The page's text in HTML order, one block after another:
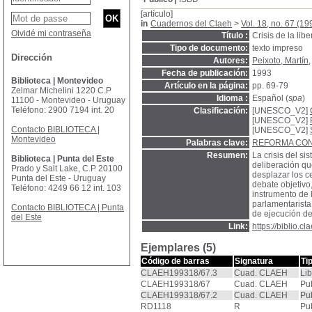
[artículo]
in Cuadernos del Claeh > Vol. 18, no. 67
Título : Crisis de la
Tipo de documento: texto impreso
Autores:
Peixoto, Martín
Fecha de publicación: 1993
Artículo en la página: pp. 69-79
Idioma :
Español (spa)
Clasificación:
[UNESCO_V2]
[UNESCO_V2]
[UNESCO_V2]
Palabras clave:
REFORMA
Resumen:
La crisis del
deliberación
desplazar los
debate
instrumento de
de ejecución
Link:
https://
Ejemplares (5)
Código de barras Signatura
CLAEH199318/67.3
Cuad. CLAEH
CLAEH199318/67
Cuad. CLAEH
CLAEH199318/67.2
Cuad. CLAEH
RD1118
R
Olvidé mi contraseña
Dirección
Biblioteca | Montevideo
Zelmar Michelini 1220 C.P
11100 - Montevideo - Uruguay
Teléfono: 2900 7194 int. 20
Contacto BIBLIOTECA |
Montevideo
Biblioteca | Punta del Este
Prado y Salt Lake, C.P 20100
Punta del Este - Uruguay
Teléfono: 4249 66 12 int. 103
Contacto BIBLIOTECA | Punta
del Este